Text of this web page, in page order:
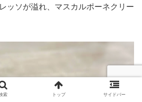
ッソが溢れ、マスカルポーネクリー
索 トップ サイドバー